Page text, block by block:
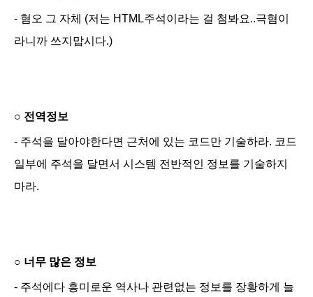
- 혐오 그 자체 (저는 HTML주석이라는 걸 첨봐요..극혐이
라니까 쓰지맙시다.)
○ 전역정보
- 주석을 달아야한다면 근처에 있는 코드만 기술하라. 코드
일부에 주석을 달면서 시스템 전반적인 정보를 기술하지
마라.
○ 너무 많은 정보
- 주석에다 흥미로운 역사나 관련없는 정보를 장황하게 늘